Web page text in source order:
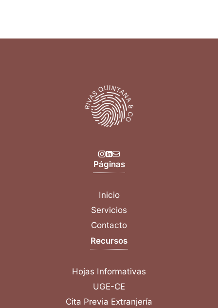
Páginas
Inicio
Servicios
Contacto
Recursos
Hojas Informativas
UGE-CE
Cita Previa Extranjería